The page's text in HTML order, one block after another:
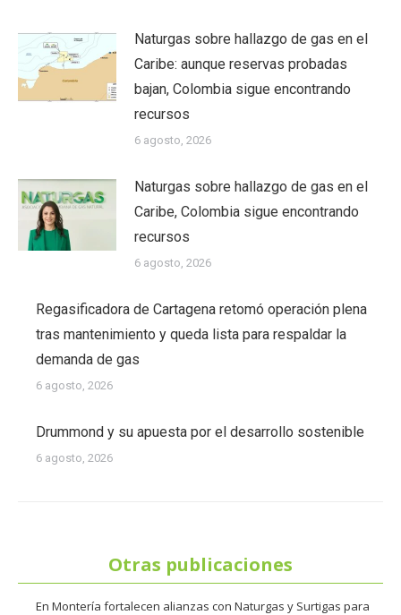
Naturgas sobre hallazgo de gas en el
Caribe: aunque reservas probadas
bajan, Colombia sigue encontrando
recursos
6 agosto, 2026
Naturgas sobre hallazgo de gas en el
Caribe, Colombia sigue encontrando
recursos
6 agosto, 2026
Regasificadora de Cartagena retomó operación plena
tras mantenimiento y queda lista para respaldar la
demanda de gas
6 agosto, 2026
Drummond y su apuesta por el desarrollo sostenible
6 agosto, 2026
Otras publicaciones
En Montería fortalecen alianzas con Naturgas y Surtigas para